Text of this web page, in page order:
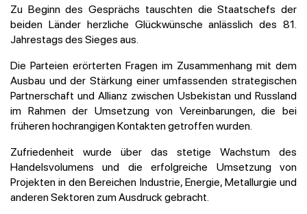
Zu Beginn des Gesprächs tauschten die Staatschefs der
beiden Länder herzliche Glückwünsche anlässlich des 81.
Jahrestags des Sieges aus.
Die Parteien erörterten Fragen im Zusammenhang mit dem
Ausbau und der Stärkung einer umfassenden strategischen
Partnerschaft und Allianz zwischen Usbekistan und Russland
im Rahmen der Umsetzung von Vereinbarungen, die bei
früheren hochrangigen Kontakten getroffen wurden.
Zufriedenheit wurde über das stetige Wachstum des
Handelsvolumens und die erfolgreiche Umsetzung von
Projekten in den Bereichen Industrie, Energie, Metallurgie und
anderen Sektoren zum Ausdruck gebracht.